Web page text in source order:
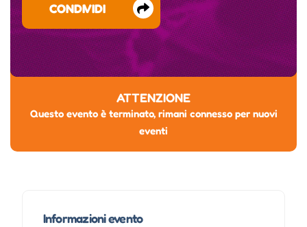
CONDIVIDI
ATTENZIONE
Questo evento è terminato, rimani connesso per nuovi
eventi
Informazioni evento